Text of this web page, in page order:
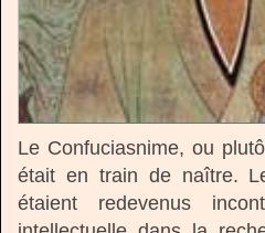
Le Confuciasnime, ou
était en train de naître.
étaient redevenus